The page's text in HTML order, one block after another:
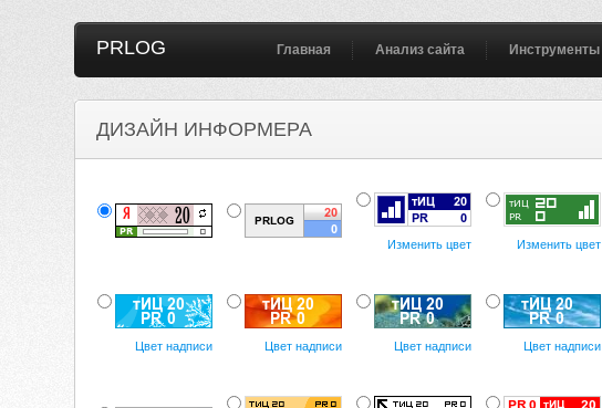
PRLOG Главная Анализ сайта Инструменты
ДИЗАЙН ИНФОРМЕРА
Изменить цвет Изменить цвет
Цвет надписи Цвет надписи Цвет надписи Цвет надписи